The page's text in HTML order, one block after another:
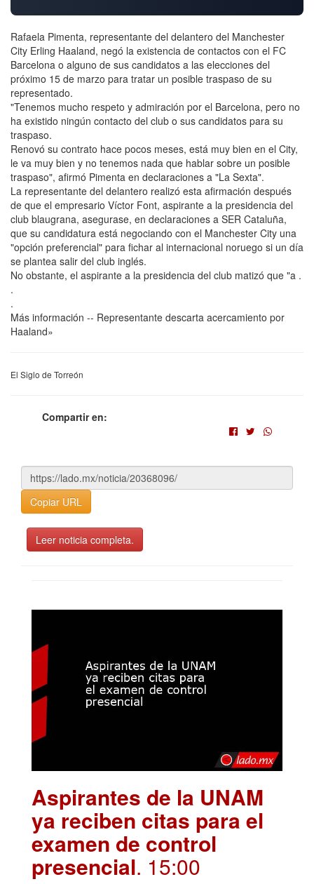
Rafaela Pimenta, representante del delantero del Manchester
City Erling Haaland, negó la existencia de contactos con el FC
Barcelona o alguno de sus candidatos a las elecciones del
próximo 15 de marzo para tratar un posible traspaso de su
representado.
"Tenemos mucho respeto y admiración por el Barcelona, pero no
ha existido ningún contacto del club o sus candidatos para su
traspaso.
Renovó su contrato hace pocos meses, está muy bien en el City,
le va muy bien y no tenemos nada que hablar sobre un posible
traspaso", afirmó Pimenta en declaraciones a "La Sexta".
La representante del delantero realizó esta afirmación después
de que el empresario Víctor Font, aspirante a la presidencia del
club blaugrana, asegurase, en declaraciones a SER Cataluña,
que su candidatura está negociando con el Manchester City una
"opción preferencial" para fichar al internacional noruego si un día
se plantea salir del club inglés.
No obstante, el aspirante a la presidencia del club matizó que "a .
.
.
Más información -- Representante descarta acercamiento por
Haaland»
El Siglo de Torreón
Compartir en:
Copiar URL
Leer noticia completa.
Aspirantes de la UNAM
ya reciben citas para el
examen de control
presencial. 15:00